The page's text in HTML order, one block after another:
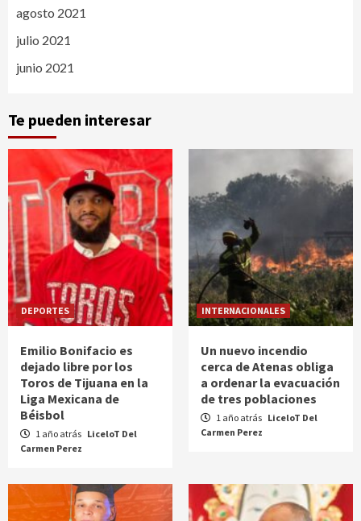
agosto 2021
julio 2021
junio 2021
Te pueden interesar
DEPORTES
Emilio Bonifacio es
dejado libre por los
Toros de Tijuana en la
Liga Mexicana de
Béisbol
1 año atrás LiceloT Del
Carmen Perez
INTERNACIONALES
Un nuevo incendio
cerca de Atenas obliga
a ordenar la evacuación
de tres poblaciones
1 año atrás LiceloT Del
Carmen Perez